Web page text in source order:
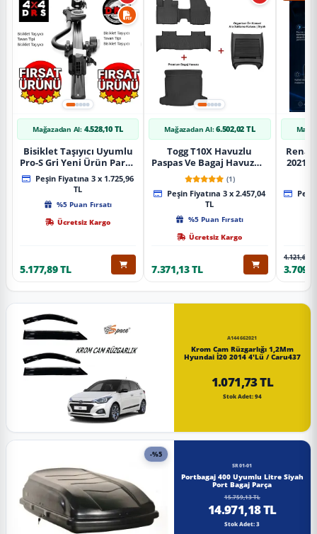
Mağazadan Al: 4.528,10 TL
Bisiklet Taşıyıcı Uyumlu
Pro-S Gri Yeni Ürün Parça
Tavan Tipi Bisiklet
Taşıyıcı
Peşin Fiyatına 3 x 1.725,96
TL
%5 Puan Fırsatı
Ücretsiz Kargo
5.177,89 TL
Mağazadan Al: 6.502,02 TL
Togg T10X Havuzlu
Paspas Ve Bagaj Havuzu +
Siyah Organizer
(1)
Peşin Fiyatına 3 x 2.457,04
TL
%5 Puan Fırsatı
Ücretsiz Kargo
7.371,13 TL
2021
4.121,65 TL
A144662021
Krom Cam Rüzgarlığı 1,2Mm
Hyundai İ20 2014 4'Lü / Caru437
1.071,73 TL
Stok Adet: 94
-%5
SR01-01
Portbagaj 400 Uyumlu Litre Siyah
Port Bagaj Parça
15.759,13 TL
14.971,18 TL
Stok Adet: 3